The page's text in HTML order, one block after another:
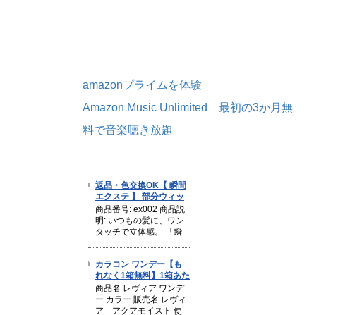
amazonプライムを体験
Amazon Music Unlimited 最初の3か月無
料で音楽聴き放題